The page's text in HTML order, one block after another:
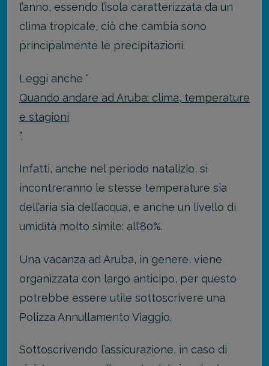
l’anno, essendo l’isola caratterizzata da un
clima tropicale, ciò che cambia sono
principalmente le precipitazioni.
Leggi anche “
Quando andare ad Aruba: clima, temperature
e stagioni
”.
Infatti, anche nel periodo natalizio, si
incontreranno le stesse temperature sia
dell’aria sia dell’acqua, e anche un livello di
umidità molto simile: all’80%.
Una vacanza ad Aruba, in genere, viene
organizzata con largo anticipo, per questo
potrebbe essere utile sottoscrivere una
Polizza Annullamento Viaggio.
Sottoscrivendo l’assicurazione, in caso di